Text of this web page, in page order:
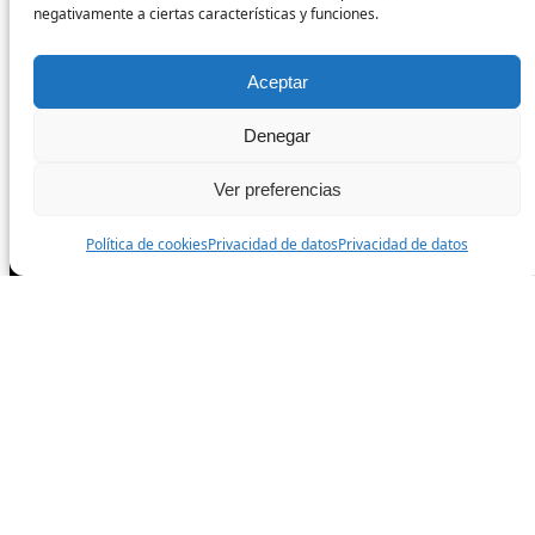
negativamente a ciertas características y funciones.
Aceptar
Denegar
Ver preferencias
Política de cookiesPrivacidad de datosPrivacidad de datos
Síguenos
Facebook